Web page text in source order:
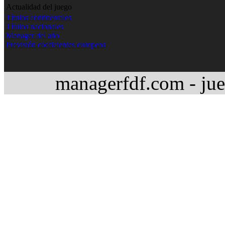
Actualidad del juego
Títulos continentales
Títulos nacionales
Manager del año
Previsión coeficientes europeos
managerfdf.com -